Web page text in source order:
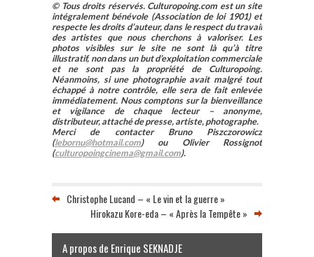
© Tous droits réservés. Culturopoing.com est un site
intégralement bénévole (Association de loi 1901) et
respecte les droits d’auteur, dans le respect du travail
des artistes que nous cherchons à valoriser. Les
photos visibles sur le site ne sont là qu’à titre
illustratif, non dans un but d’exploitation commerciale
et ne sont pas la propriété de Culturopoing.
Néanmoins, si une photographie avait malgré tout
échappé à notre contrôle, elle sera de fait enlevée
immédiatement. Nous comptons sur la bienveillance
et vigilance de chaque lecteur – anonyme,
distributeur, attaché de presse, artiste, photographe.
Merci de contacter Bruno Piszczorowicz
(lebornu@hotmail.com) ou Olivier Rossignot
(culturopoingcinema@gmail.com).
Christophe Lucand – « Le vin et la guerre »
Hirokazu Kore-eda – « Après la Tempête »
A propos de Enrique SEKNADJE